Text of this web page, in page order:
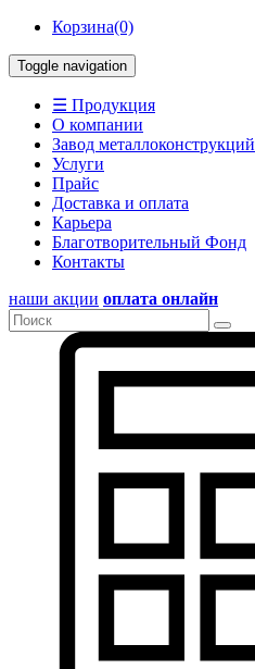
Корзина(0)
Toggle navigation
☰ Продукция
О компании
Завод металлоконструкций
Услуги
Прайс
Доставка и оплата
Карьера
Благотворительный Фонд
Контакты
наши акции оплата онлайн